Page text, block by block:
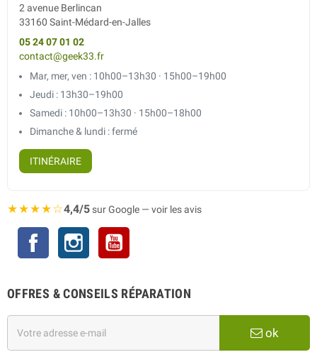
2 avenue Berlincan
33160 Saint-Médard-en-Jalles
05 24 07 01 02
contact@geek33.fr
Mar, mer, ven : 10h00–13h30 · 15h00–19h00
Jeudi : 13h30–19h00
Samedi : 10h00–13h30 · 15h00–18h00
Dimanche & lundi : fermé
ITINÉRAIRE
★★★★☆4,4/5sur Google — voir les avis
Facebook Instagram
OFFRES & CONSEILS RÉPARATION
ok